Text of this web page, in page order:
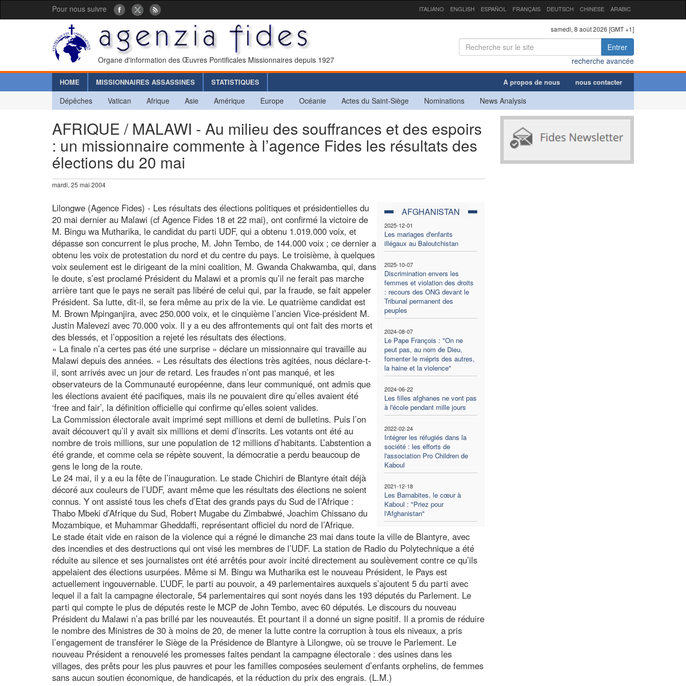
Pour nous suivre ITALIANO ENGLISH ESPAÑOL FRANÇAIS DEUTSCH CHINESE ARABIC
Organe d'information des Œuvres Pontificales Missionnaires depuis 1927
samedi, 8 août 2026 [GMT +1]
Entrer
recherche avancée
HOME MISSIONNAIRES ASSASSINES STATISTIQUES A propos de nous nous contacter
Dépêches Vatican Afrique Asie Amérique Europe Océanie Actes du Saint-Siège Nominations News Analysis
AFRIQUE / MALAWI - Au milieu des souffrances et des espoirs
: un missionnaire commente à l’agence Fides les résultats des
élections du 20 mai
mardi, 25 mai 2004
AFGHANISTAN
2025-12-01
Les mariages d'enfants
illégaux au Baloutchistan
2025-10-07
Discrimination envers les
femmes et violation des droits
: recours des ONG devant le
Tribunal permanent des
peuples
2024-08-07
Le Pape François : "On ne
peut pas, au nom de Dieu,
fomenter le mépris des autres,
la haine et la violence"
2024-06-22
Les filles afghanes ne vont pas
à l'école pendant mille jours
2022-02-24
Intégrer les réfugiés dans la
société : les efforts de
l'association Pro Children de
Kaboul
2021-12-18
Les Barnabites, le cœur à
Kaboul : "Priez pour
l'Afghanistan"
Lilongwe (Agence Fides) - Les résultats des élections politiques et présidentielles du
20 mai dernier au Malawi (cf Agence Fides 18 et 22 mai), ont confirmé la victoire de
M. Bingu wa Mutharika, le candidat du parti UDF, qui a obtenu 1.019.000 voix, et
dépasse son concurrent le plus proche, M. John Tembo, de 144.000 voix ; ce dernier a
obtenu les voix de protestation du nord et du centre du pays. Le troisième, à quelques
voix seulement est le dirigeant de la mini coalition, M. Gwanda Chakwamba, qui, dans
le doute, s’est proclamé Président du Malawi et a promis qu’il ne ferait pas marche
arrière tant que le pays ne serait pas libéré de celui qui, par la fraude, se fait appeler
Président. Sa lutte, dit-il, se fera même au prix de la vie. Le quatrième candidat est
M. Brown Mpinganjira, avec 250.000 voix, et le cinquième l’ancien Vice-président M.
Justin Malevezi avec 70.000 voix. Il y a eu des affrontements qui ont fait des morts et
des blessés, et l’opposition a rejeté les résultats des élections.
« La finale n’a certes pas été une surprise » déclare un missionnaire qui travaille au
Malawi depuis des années. « Les résultats des élections très agitées, nous déclare-t-
il, sont arrivés avec un jour de retard. Les fraudes n’ont pas manqué, et les
observateurs de la Communauté européenne, dans leur communiqué, ont admis que
les élections avaient été pacifiques, mais ils ne pouvaient dire qu’elles avaient été
‘free and fair’, la définition officielle qui confirme qu’elles soient valides.
La Commission électorale avait imprimé sept millions et demi de bulletins. Puis l’on
avait découvert qu’il y avait six millions et demi d’inscrits. Les votants ont été au
nombre de trois millions, sur une population de 12 millions d’habitants. L’abstention a
été grande, et comme cela se répète souvent, la démocratie a perdu beaucoup de
gens le long de la route.
Le 24 mai, il y a eu la fête de l’inauguration. Le stade Chichiri de Blantyre était déjà
décoré aux couleurs de l’UDF, avant même que les résultats des élections ne soient
connus. Y ont assisté tous les chefs d’Etat des grands pays du Sud de l’Afrique :
Thabo Mbeki d’Afrique du Sud, Robert Mugabe du Zimbabwé, Joachim Chissano du
Mozambique, et Muhammar Gheddaffi, représentant officiel du nord de l’Afrique.
Le stade était vide en raison de la violence qui a régné le dimanche 23 mai dans toute la ville de Blantyre, avec
des incendies et des destructions qui ont visé les membres de l’UDF. La station de Radio du Polytechnique a été
réduite au silence et ses journalistes ont été arrêtés pour avoir incité directement au soulèvement contre ce qu’ils
appelaient des élections usurpées. Même si M. Bingu wa Mutharika est le nouveau Président, le Pays est
actuellement ingouvernable. L’UDF, le parti au pouvoir, a 49 parlementaires auxquels s’ajoutent 5 du parti avec
lequel il a fait la campagne électorale, 54 parlementaires qui sont noyés dans les 193 députés du Parlement. Le
parti qui compte le plus de députés reste le MCP de John Tembo, avec 60 députés. Le discours du nouveau
Président du Malawi n’a pas brillé par les nouveautés. Et pourtant il a donné un signe positif. Il a promis de réduire
le nombre des Ministres de 30 à moins de 20, de mener la lutte contre la corruption à tous els niveaux, a pris
l’engagement de transférer le Siège de la Présidence de Blantyre à Lilongwe, où se trouve le Parlement. Le
nouveau Président a renouvelé les promesses faites pendant la campagne électorale : des usines dans les
villages, des prêts pour les plus pauvres et pour les familles composées seulement d’enfants orphelins, de femmes
sans aucun soutien économique, de handicapés, et la réduction du prix des engrais. (L.M.)